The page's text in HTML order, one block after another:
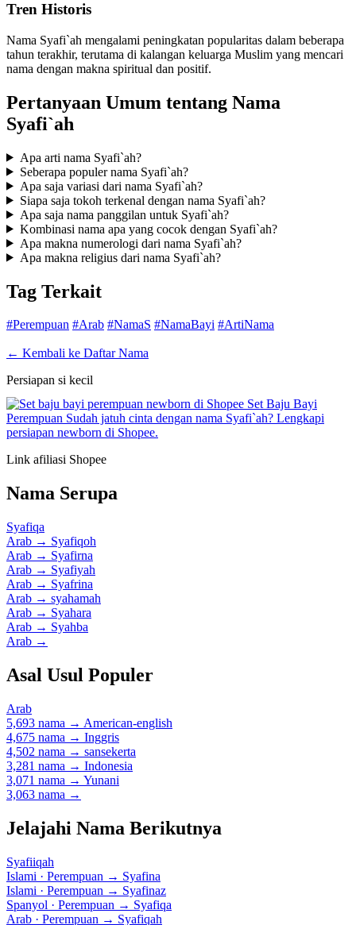
Tren Historis
Nama Syafi`ah mengalami peningkatan popularitas dalam beberapa
tahun terakhir, terutama di kalangan keluarga Muslim yang mencari
nama dengan makna spiritual dan positif.
Pertanyaan Umum tentang Nama
Syafi`ah
Apa arti nama Syafi`ah?
Seberapa populer nama Syafi`ah?
Apa saja variasi dari nama Syafi`ah?
Siapa saja tokoh terkenal dengan nama Syafi`ah?
Apa saja nama panggilan untuk Syafi`ah?
Kombinasi nama apa yang cocok dengan Syafi`ah?
Apa makna numerologi dari nama Syafi`ah?
Apa makna religius dari nama Syafi`ah?
Tag Terkait
#Perempuan #Arab #NamaS #NamaBayi #ArtiNama
← Kembali ke Daftar Nama
Persiapan si kecil
Set Baju Bayi
Perempuan Sudah jatuh cinta dengan nama Syafi`ah? Lengkapi
persiapan newborn di Shopee.
Link afiliasi Shopee
Nama Serupa
Syafiqa
Arab → Syafiqoh
Arab → Syafirna
Arab → Syafiyah
Arab → Syafrina
Arab → syahamah
Arab → Syahara
Arab → Syahba
Arab →
Asal Usul Populer
Arab
5,693 nama → American-english
4,675 nama → Inggris
4,502 nama → sansekerta
3,281 nama → Indonesia
3,071 nama → Yunani
3,063 nama →
Jelajahi Nama Berikutnya
Syafiiqah
Islami · Perempuan → Syafina
Islami · Perempuan → Syafinaz
Spanyol · Perempuan → Syafiqa
Arab · Perempuan → Syafiqah